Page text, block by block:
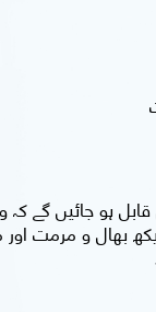
ہو جائیں گے کہ
بھال و مرمت